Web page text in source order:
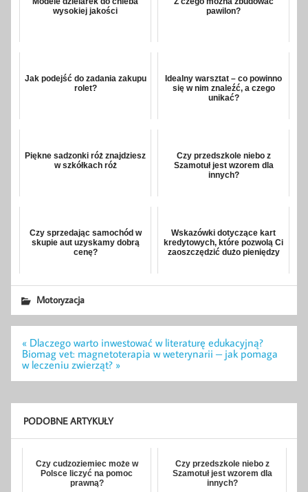
wysokiej jakości
pawilon?
Jak podejść do zadania zakupu
rolet?
Idealny warsztat – co powinno
się w nim znaleźć, a czego
unikać?
Piękne sadzonki róż znajdziesz
w szkółkach róż
Czy przedszkole niebo z
Szamotuł jest wzorem dla
innych?
Czy sprzedając samochód w
skupie aut uzyskamy dobrą
cenę?
Wskazówki dotyczące kart
kredytowych, które pozwolą Ci
zaoszczędzić dużo pieniędzy
Motoryzacja
Nawigacja
wpisu
« Dlaczego warto inwestować w literaturę edukacyjną?
Biomag vet: magnetoterapia w weterynarii – jak pomaga
w leczeniu zwierząt? »
PODOBNE ARTYKUŁY
Czy cudzoziemiec może w
Polsce liczyć na pomoc
prawną?
Czy przedszkole niebo z
Szamotuł jest wzorem dla
innych?